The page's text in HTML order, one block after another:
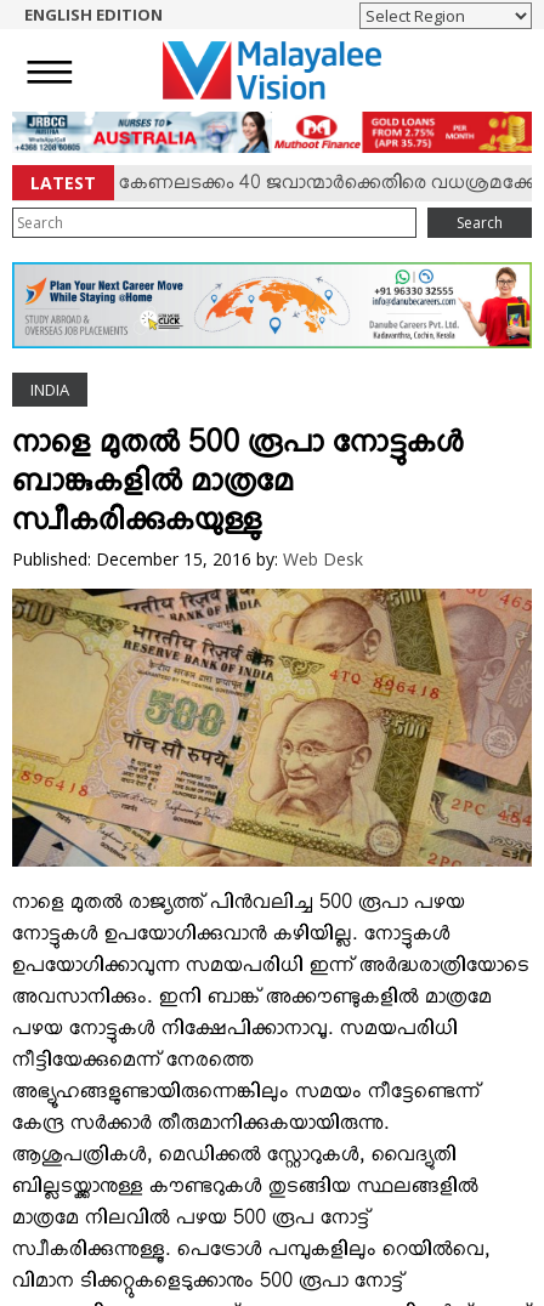
NEWS
ENGLISH
NRI
ENTERTAINMENT
MV SPECIAL
SPORTS
LIFESTYLE
TECH & AUTO
SOCIAL SPHERE
EDITORIAL
ARTS & LITERATURE
MAGAZINE
VIDEOS
YOUR SAY
COOKERY
KARSHAKAN
TOURS & TRAVEL
GREETINGS
CLASSIFIEDS
OBITUARY
ENGLISH EDITION
LATESTകേണലടക്കം 40 ജവാന്മാര്‍ക്കെതിരെ വധശ്രമക്കേസ്
Search
INDIA
നാളെ മുതല്‍ 500 രൂപാ നോട്ടുകള്‍
ബാങ്കുകളില്‍ മാത്രമേ
സ്വീകരിക്കുകയുള്ളു
Published: December 15, 2016 by: Web Desk
നാളെ മുതല്‍ രാജ്യത്ത് പിന്‍വലിച്ച 500 രൂപാ പഴയ
നോട്ടുകള്‍ ഉപയോഗിക്കുവാന്‍ കഴിയില്ല. നോട്ടുകള്‍
ഉപയോഗിക്കാവുന്ന സമയപരിധി ഇന്ന് അര്‍ദ്ധരാത്രിയോടെ
അവസാനിക്കും. ഇനി ബാങ്ക് അക്കൗണ്ടുകളില്‍ മാത്രമേ
പഴയ നോട്ടുകള്‍ നിക്ഷേപിക്കാനാവൂ. സമയപരിധി
നീട്ടിയേക്കുമെന്ന് നേരത്തെ
അഭ്യൂഹങ്ങളുണ്ടായിരുന്നെങ്കിലും സമയം നീട്ടേണ്ടെന്ന്
കേന്ദ്ര സര്‍ക്കാര്‍ തീരുമാനിക്കുകയായിരുന്നു.
ആശുപത്രികള്‍, മെഡിക്കല്‍ സ്റ്റോറുകള്‍, വൈദ്യുതി
ബില്ലടയ്ക്കാനുള്ള കൗണ്ടറുകള്‍ തുടങ്ങിയ സ്ഥലങ്ങളില്‍
മാത്രമേ നിലവില്‍ പഴയ 500 രൂപ നോട്ട്
സ്വീകരിക്കുന്നുള്ളൂ. പെട്രോള്‍ പമ്പുകളിലും റെയില്‍വെ,
വിമാന ടിക്കറ്റുകളെടുക്കാനും 500 രൂപാ നോട്ട്